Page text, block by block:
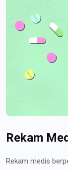
Rekam
Rekam medis